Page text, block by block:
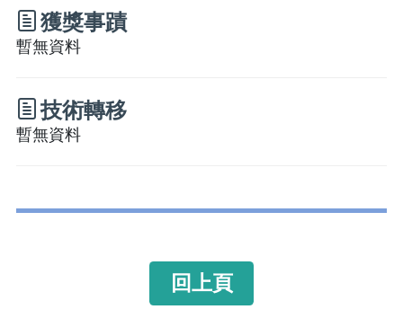
獲獎事蹟
暫無資料
技術轉移
暫無資料
回上頁